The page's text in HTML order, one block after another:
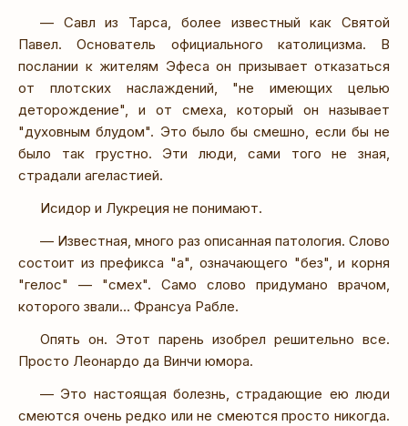
— Савл из Тарса, более известный как Святой
Павел. Основатель официального католицизма. В
послании к жителям Эфеса он призывает отказаться
от плотских наслаждений, "не имеющих целью
деторождение", и от смеха, который он называет
"духовным блудом". Это было бы смешно, если бы не
было так грустно. Эти люди, сами того не зная,
страдали агеластией.
Исидор и Лукреция не понимают.
— Известная, много раз описанная патология. Слово
состоит из префикса "а", означающего "без", и корня
"гелос" — "смех". Само слово придумано врачом,
которого звали… Франсуа Рабле.
Опять он. Этот парень изобрел решительно все.
Просто Леонардо да Винчи юмора.
— Это настоящая болезнь, страдающие ею люди
смеются очень редко или не смеются просто никогда.